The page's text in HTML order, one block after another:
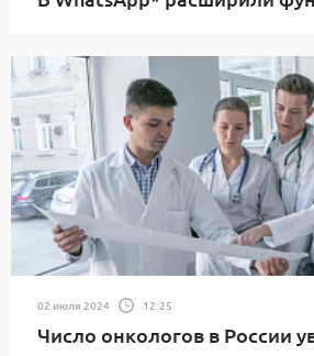
02 июля 2024 12:25
Число онкологов в России